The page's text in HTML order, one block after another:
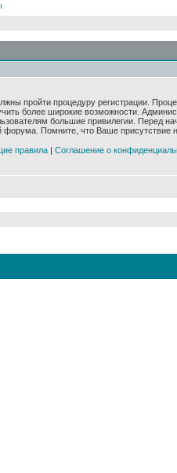
пройти процедуру регистрации.
более широкие возможности.
большие привилегии. Перед
форума. Помните, что Ваше присутствие
правила| Соглашение о